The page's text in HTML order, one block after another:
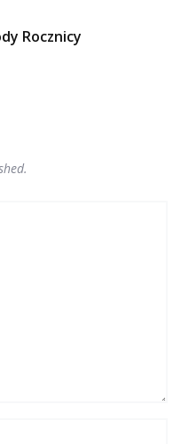
Rocznicy